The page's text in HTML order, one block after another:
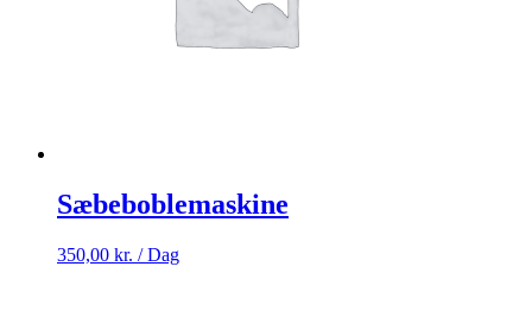
Sæbeboblemaskine
350,00 kr. / Dag